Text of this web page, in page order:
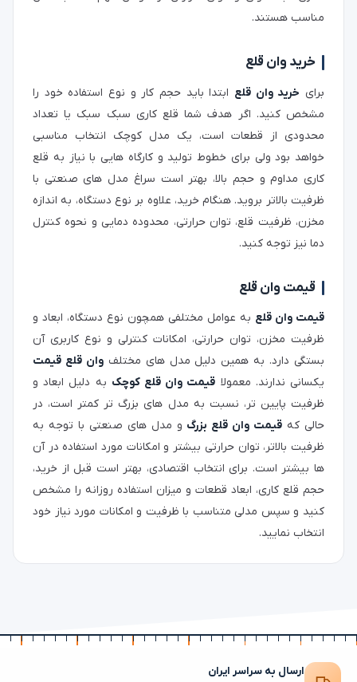
مناسب هستند.
خرید وان قلع
برای خرید وان قلع ابتدا باید حجم کار و نوع استفاده خود را
مشخص کنید. اگر هدف شما قلع کاری سبک سبک یا تعداد
محدودی از قطعات است، یک مدل کوچک انتخاب مناسبی
خواهد بود ولی برای خطوط تولید و کارگاه‌ هایی با نیاز به قلع‌
کاری مداوم و حجم بالا، بهتر است سراغ مدل‌ های صنعتی با
ظرفیت بالاتر بروید. هنگام خرید، علاوه بر نوع دستگاه، به اندازه
مخزن، ظرفیت قلع، توان حرارتی، محدوده دمایی و نحوه کنترل
دما نیز توجه کنید.
قیمت وان قلع
قیمت وان قلع به عوامل مختلفی همچون نوع دستگاه، ابعاد و
ظرفیت مخزن، توان حرارتی، امکانات کنترلی و نوع کاربری آن
بستگی دارد. به همین دلیل مدل‌ های مختلفوان قلع قیمت
یکسانی ندارند. معمولا قیمت وان قلع کوچک به دلیل ابعاد و
ظرفیت پایین‌ تر، نسبت به مدل‌ های بزرگ‌ تر کمتر است، در
حالی که قیمت وان قلع بزرگ و مدل‌ های صنعتی با توجه به
ظرفیت بالاتر، توان حرارتی بیشتر و امکانات مورد استفاده در آن‌
ها بیشتر است. برای انتخاب اقتصادی، بهتر است قبل از خرید،
حجم قلع‌ کاری، ابعاد قطعات و میزان استفاده روزانه را مشخص
کنید و سپس مدلی متناسب با ظرفیت و امکانات مورد نیاز خود
انتخاب نمایید.
ارسال به سراسر ایران